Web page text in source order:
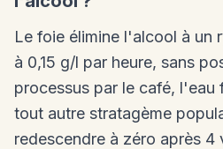
Le foie élimine l'alcool à un
à 0,15 g/l par heure, sans
processus par le café, l'eau
tout autre stratagème
redescendre à zéro après 4